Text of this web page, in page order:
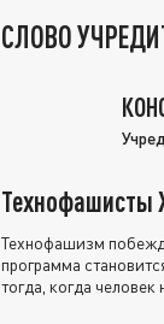
СЛОВО
Технофашисты
Технофашизм
программа
тогда, когда